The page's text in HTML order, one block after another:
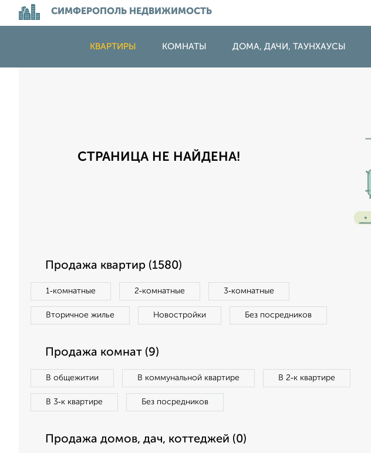
СИМФЕРОПОЛЬ НЕДВИЖИМОСТЬ
КВАРТИРЫ КОМНАТЫ ДОМА, ДАЧИ, ТАУНХАУСЫ
СТРАНИЦА НЕ НАЙДЕНА!
Продажа квартир (1580)
1‑комнатные 2‑комнатные 3‑комнатные
Вторичное жилье Новостройки Без посредников
Продажа комнат (9)
В общежитии В коммунальной квартире В 2‑к квартире
В 3‑к квартире Без посредников
Продажа домов, дач, коттеджей (0)